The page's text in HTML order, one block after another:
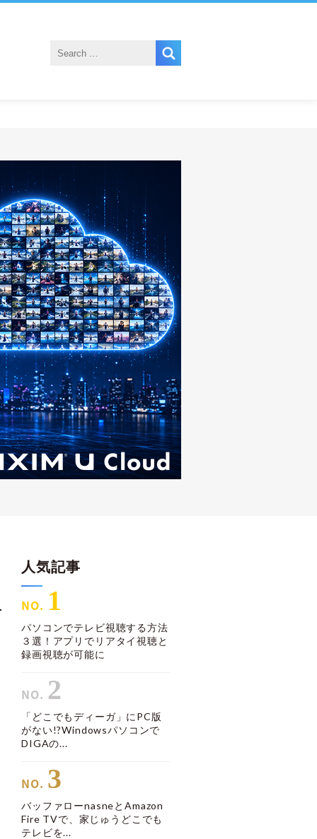
人気記事
1
パソコンでテレビ視聴する方法
３選！アプリでリアタイ視聴と
録画視聴が可能に
2
「どこでもディーガ」にPC版
がない!?Windowsパソコンで
DIGAの...
3
バッファローnasneとAmazon
Fire TVで、家じゅうどこでも
テレビを...